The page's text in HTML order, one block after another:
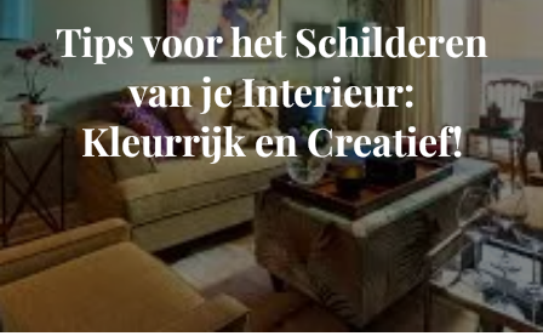
Tips voor het Schilderen
van je Interieur:
Kleurrijk en Creatief!